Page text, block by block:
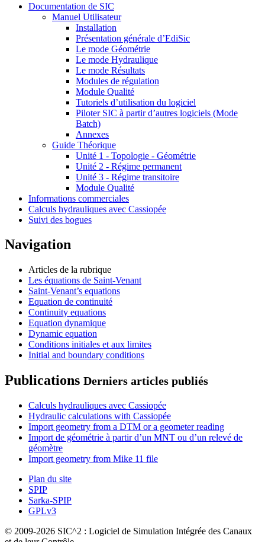
Documentation de SIC
Manuel Utilisateur
Installation
Présentation générale d’EdiSic
Le mode Géométrie
Le mode Hydraulique
Le mode Résultats
Modules de régulation
Module Qualité
Tutoriels d’utilisation du logiciel
Piloter SIC à partir d’autres logiciels (Mode
Batch)
Annexes
Guide Théorique
Unité 1 - Topologie - Géométrie
Unité 2 - Régime permanent
Unité 3 - Régime transitoire
Module Qualité
Informations commerciales
Calculs hydrauliques avec Cassiopée
Suivi des bogues
Navigation
Articles de la rubrique
Les équations de Saint-Venant
Saint-Venant’s equations
Equation de continuité
Continuity equations
Equation dynamique
Dynamic equation
Conditions initiales et aux limites
Initial and boundary conditions
Publications Derniers articles publiés
Calculs hydrauliques avec Cassiopée
Hydraulic calculations with Cassiopée
Import geometry from a DTM or a geometer reading
Import de géométrie à partir d’un MNT ou d’un relevé de
géomètre
Import geometry from Mike 11 file
Plan du site
SPIP
Sarka-SPIP
GPLv3
© 2009-2026 SIC^2 : Logiciel de Simulation Intégrée des Canaux